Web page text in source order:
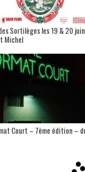
Sortilèges les 19 & 20
Michel
Court – 7ème édition –